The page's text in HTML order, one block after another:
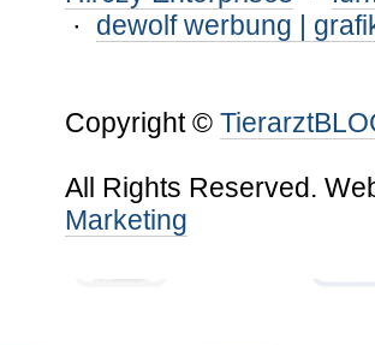
· dewolf werbung |
Copyright ©
All Rights Reserved.
Marketing